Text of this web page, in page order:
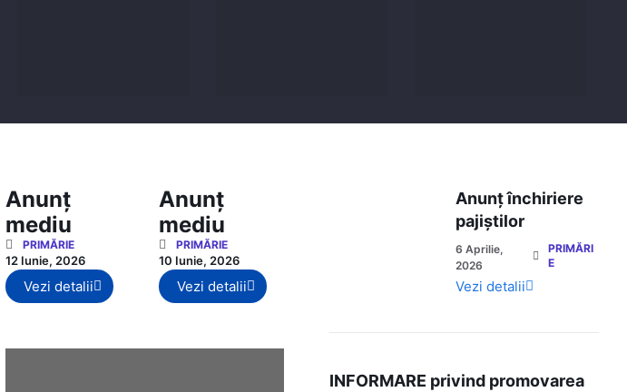
Anunț
mediu
PRIMĂRIE
12 Iunie, 2026
Vezi detalii
Anunț
mediu
PRIMĂRIE
10 Iunie, 2026
Vezi detalii
Anunț închiriere
pajiștilor
6 Aprilie,
2026
PRIMĂRI
E
Vezi detalii
INFORMARE privind promovarea